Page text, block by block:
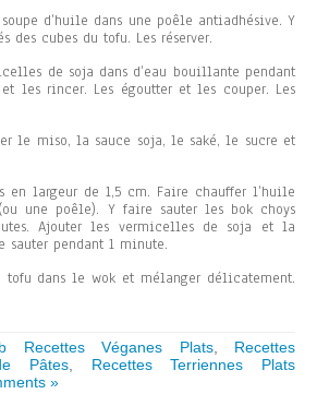
d’huile dans une poêle antiadhésive. Y
des cubes du tofu. Les réserver.
de soja dans d’eau bouillante pendant
les rincer. Les égoutter et les couper. Les
le miso, la sauce soja, le saké, le sucre et
en largeur de 1,5 cm. Faire chauffer l’huile
une poêle). Y faire sauter les bok choys
Ajouter les vermicelles de soja et la
sauter pendant 1 minute.
tofu dans le wok et mélanger délicatement.
Recettes Véganes Plats, Recettes
Pâtes
Recettes Terriennes Plats
»